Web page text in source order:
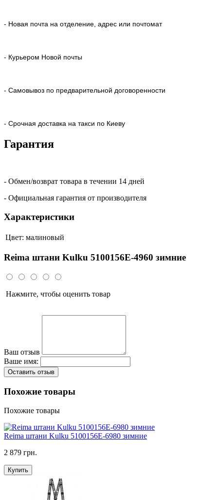
- Новая почта на отделение, адрес или почтомат
- Курьером Новой почты
- Самовывоз по предварительной договоренности
- Срочная доставка на такси по Киеву
Гарантия
- Обмен/возврат товара в течении 14 дней
- Официальная гарантия от производителя
Характеристики
Цвет: малиновый
Reima штани Kulku 5100156E-4960 зимние
Нажмите, чтобы оценить товар
Ваш отзыв
Ваше имя:
Оставить отзыв
Похожие товары
Похожие товары
Reima штани Kulku 5100156E-6980 зимние
2 879 грн.
Купить